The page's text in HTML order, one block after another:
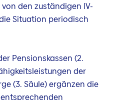
den zuständigen IV-
Situation periodisch
Pensionskassen (2.
der
(3. Säule) ergänzen die